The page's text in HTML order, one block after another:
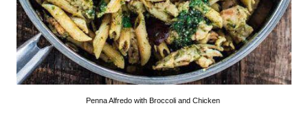
Penna Alfredo with Broccoli and Chicken